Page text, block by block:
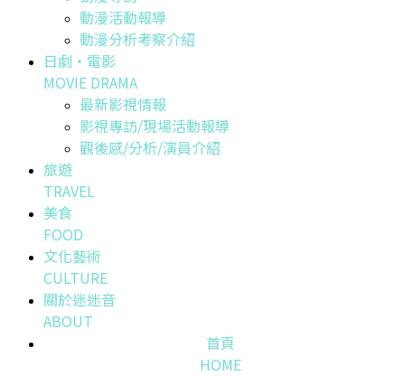
動漫活動報導
動漫分析考察介紹
日劇・電影
MOVIE DRAMA
最新影視情報
影視專訪/現場活動報導
觀後感/分析/演員介紹
旅遊
TRAVEL
美食
FOOD
文化藝術
CULTURE
關於迷迷音
ABOUT
首頁
HOME